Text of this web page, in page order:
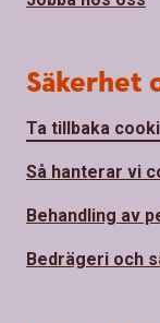
Säkerhet
Ta tillbaka
Så hanterar vi
Behandling av
Bedrägeri och